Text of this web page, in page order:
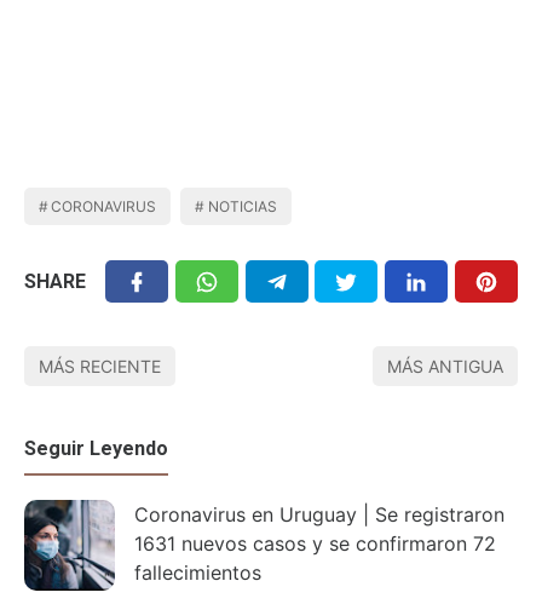
CORONAVIRUS NOTICIAS
SHARE
MÁS RECIENTE MÁS ANTIGUA
Seguir Leyendo
Coronavirus en Uruguay | Se registraron
1631 nuevos casos y se confirmaron 72
fallecimientos